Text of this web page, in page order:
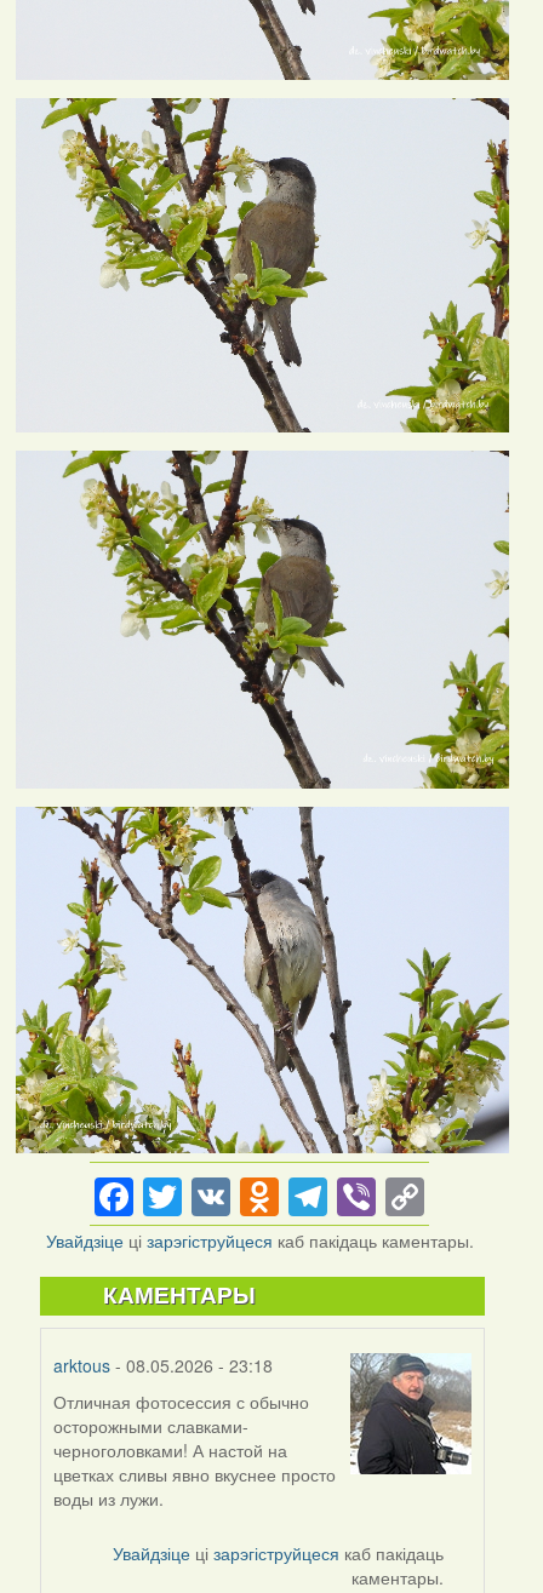
Facebook
Twitter
VKOdnoklassniki
Telegram
Viber
Link
Увайдзіце цізарэгіструйцеся каб пакідаць каментары.
КАМЕНТАРЫ
arktous - 08.05.2026 - 23:18
Отличная фотосессия с обычно
осторожными славками-
черноголовками! А настой на
цветках сливы явно вкуснее просто
воды из лужи.
Увайдзіце цізарэгіструйцеся каб пакідаць
каментары.